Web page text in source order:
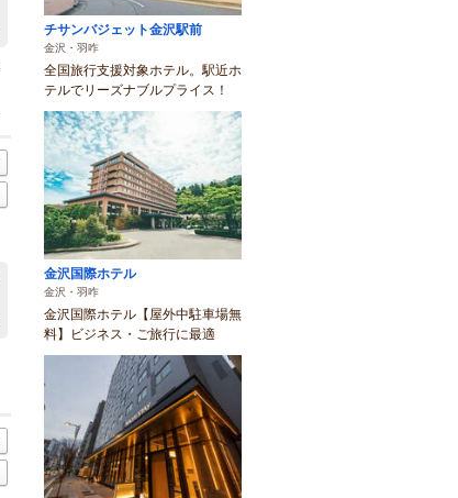
チサンバジェット金沢駅前
金沢・羽咋
全国旅行支援対象ホテル。駅近ホ
テルでリーズナブルプライス！
金沢国際ホテル
金沢・羽咋
金沢国際ホテル【屋外中駐車場無
料】ビジネス・ご旅行に最適